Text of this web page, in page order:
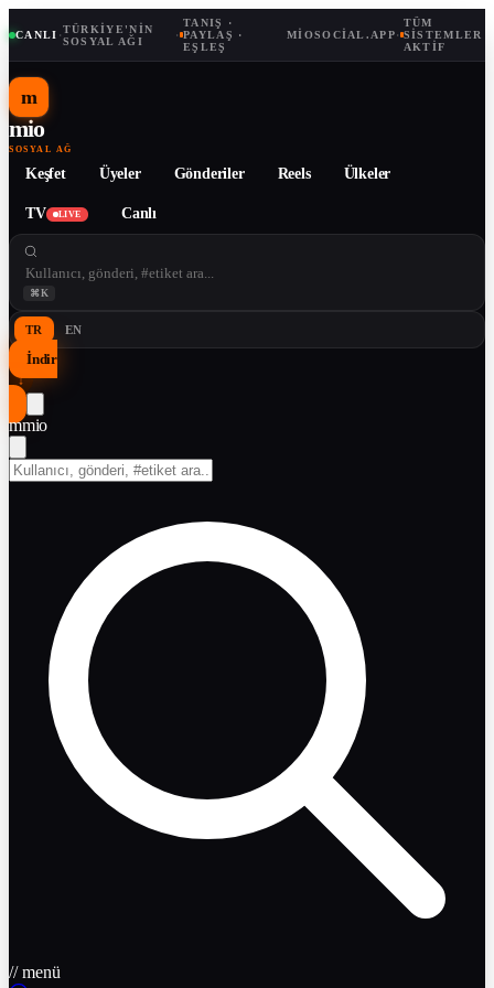
CANLI ·TÜRKIYE'NIN
SOSYAL AĞI
·
TANIŞ ·
PAYLAŞ ·
EŞLEŞ
MIOSOCIAL.APP·
TÜM
SISTEMLER
AKTIF
m
mio
SOSYAL AĞ
Keşfet Üyeler Gönderiler Reels Ülkeler
TV LIVE Canlı
⌘K
TR EN
İndir
↓
mmio
// menü